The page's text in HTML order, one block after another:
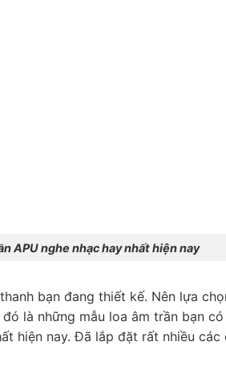
APU nghe nhạc hay nhất hiện nay
bạn đang thiết kế. Nên lựa
là những mẫu loa âm trần bạn
hiện nay. Đã lắp đặt rất nhiều